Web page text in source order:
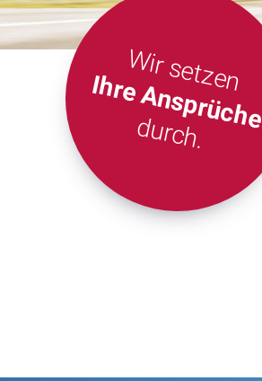
Wir setzen
Ihre Ansprüche
durch.